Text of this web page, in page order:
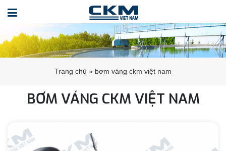
Trang chủ » bơm váng ckm việt nam
BƠM VÁNG CKM VIỆT NAM